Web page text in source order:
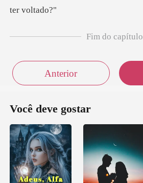
Fim do capítulo
Anterior
Você deve gostar